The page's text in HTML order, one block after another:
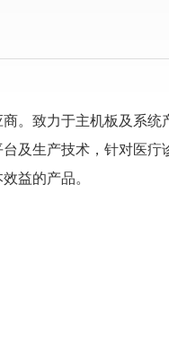
。致力于主机板及系
及生产技术，针对医疔
益的产品。